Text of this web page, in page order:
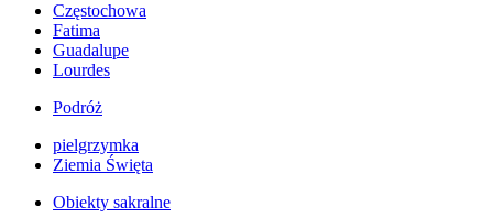
Częstochowa
Fatima
Guadalupe
Lourdes
Podróż
pielgrzymka
Ziemia Święta
Obiekty sakralne